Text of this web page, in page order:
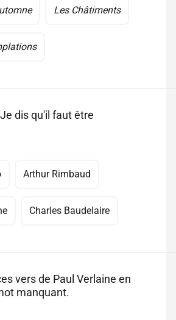
Les Châtiments
dis qu'il faut être
Arthur Rimbaud
Charles Baudelaire
vers de Paul Verlaine en
manquant.